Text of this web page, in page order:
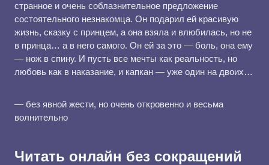
странное и очень соблазнительное предложение
состоятельного незнакомца. Он подарил ей красивую
жизнь, сказку с принцем, а она взяла и влюбилась, но не
в принца… а в него самого. Он ей за это — боль, она ему
— нож в спину. И пусть все мечты как реальность, но
любовь как в наказание, и капкан — уже один на двоих…
— без явной жести, но очень откровенно и весьма
волнительно
Читать онлайн без сокращений